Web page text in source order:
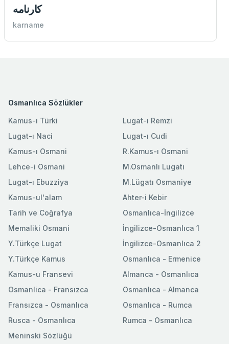
كارنامه
karname
Osmanlıca Sözlükler
Kamus-ı Türki
Lugat-ı Naci
Kamus-ı Osmani
Lehce-i Osmani
Lugat-ı Ebuzziya
Lugat-ı Remzi
Lugat-ı Cudi
R.Kamus-ı Osmani
M.Osmanlı Lugatı
M.Lügatı Osmaniye
Kamus-ul'alam
Tarih ve Coğrafya
Memaliki Osmani
Y.Türkçe Lugat
Y.Türkçe Kamus
Ahter-i Kebir
Osmanlıca-İngilizce
İngilizce-Osmanlıca 1
İngilizce-Osmanlıca 2
Osmanlıca - Ermenice
Kamus-u Fransevi
Osmanlica - Fransızca
Fransızca - Osmanlıca
Rusca - Osmanlıca
Meninski Sözlüğü
Almanca - Osmanlıca
Osmanlıca - Almanca
Osmanlıca - Rumca
Rumca - Osmanlıca